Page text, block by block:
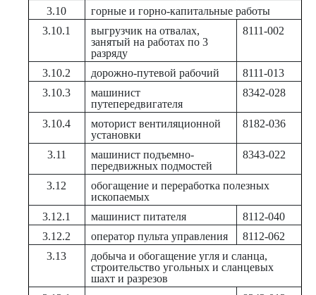
3.10
горные и горно-капитальные работы
3.10.1
выгрузчик на отвалах,
занятый на работах по 3
разряду
8111-002
3.10.2 дорожно-путевой рабочий
8111-013
3.10.3
машинист
путепередвигателя
8342-028
3.10.4
моторист вентиляционной
установки
8182-036
3.11
машинист подъемно-
передвижных подмостей
8343-022
3.12
обогащение и переработка полезных
ископаемых
3.12.1
машинист питателя
8112-040
3.12.2
оператор пульта управления
8112-062
3.13
добыча и обогащение угля и сланца,
строительство угольных и сланцевых
шахт и разрезов